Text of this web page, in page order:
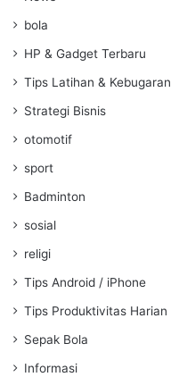
bola
HP & Gadget Terbaru
Tips Latihan & Kebugaran
Strategi Bisnis
otomotif
sport
Badminton
sosial
religi
Tips Android / iPhone
Tips Produktivitas Harian
Sepak Bola
Informasi